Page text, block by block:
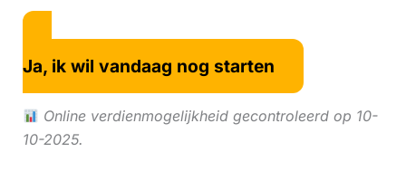
Ja, ik wil vandaag nog starten
Online verdienmogelijkheid gecontroleerd op 10-
10-2025.